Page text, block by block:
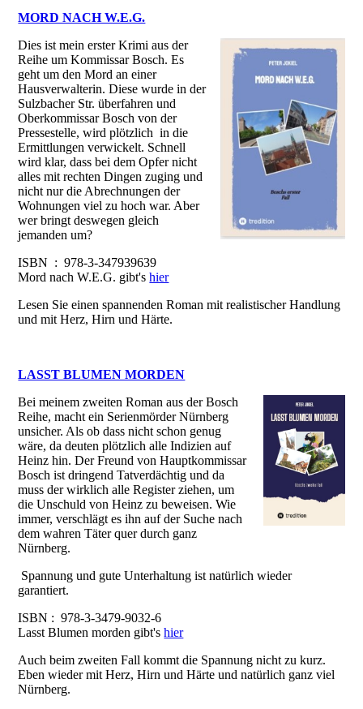
MORD NACH W.E.G.
Dies ist mein erster Krimi aus der
Reihe um Kommissar Bosch. Es
geht um den Mord an einer
Hausverwalterin. Diese wurde in der
Sulzbacher Str. überfahren und
Oberkommissar Bosch von der
Pressestelle, wird plötzlich in die
Ermittlungen verwickelt. Schnell
wird klar, dass bei dem Opfer nicht
alles mit rechten Dingen zuging und
nicht nur die Abrechnungen der
Wohnungen viel zu hoch war. Aber
wer bringt deswegen gleich
jemanden um?
ISBN ‏ : ‎ 978-3-347939639
Mord nach W.E.G. gibt'shier
Lesen Sie einen spannenden Roman mit realistischer Handlung
und mit Herz, Hirn und Härte.
LASST BLUMEN MORDEN
Bei meinem zweiten Roman aus der Bosch
Reihe, macht ein Serienmörder Nürnberg
unsicher. Als ob dass nicht schon genug
wäre, da deuten plötzlich alle Indizien auf
Heinz hin. Der Freund von Hauptkommissar
Bosch ist dringend Tatverdächtig und da
muss der wirklich alle Register ziehen, um
die Unschuld von Heinz zu beweisen. Wie
immer, verschlägt es ihn auf der Suche nach
dem wahren Täter quer durch ganz
Nürnberg.
Spannung und gute Unterhaltung ist natürlich wieder
garantiert.
ISBN : 978-3-3479-9032-6
Lasst Blumen morden gibt'shier
Auch beim zweiten Fall kommt die Spannung nicht zu kurz.
Eben wieder mit Herz, Hirn und Härte und natürlich ganz viel
Nürnberg.